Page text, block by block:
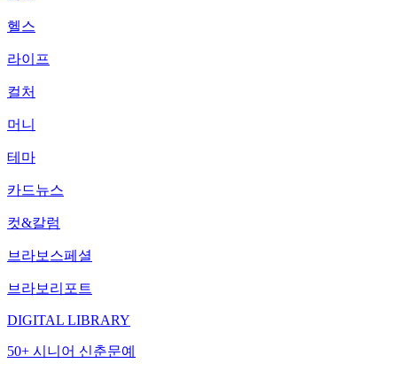
헬스
라이프
컬처
머니
테마
카드뉴스
컷&칼럼
브라보스페셜
브라보리포트
DIGITAL LIBRARY
50+ 시니어 신춘문예